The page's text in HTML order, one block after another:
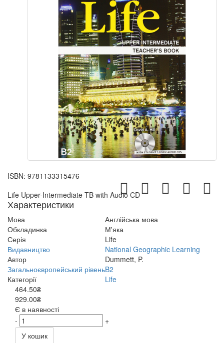
ISBN: 9781133315476
Life Upper-Intermediate TB with Audio CD
Характеристики
Мова
Англійська мова
Обкладинка
М'яка
Серія
Life
Видавництво
National Geographic Learning
Автор
Dummett, P.
Загальноєвропейський рівеньB2
Категорії
Life
464.50₴
929.00₴
Є в наявності
-
+
У кошик